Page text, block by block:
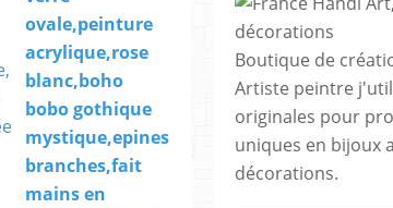
ovale,peinture
acrylique,rose
blanc,boho
bobo gothique
mystique,epines
branches,fait
mains en
Boutique de
Artiste peintre
originales pour
uniques en bijoux
décorations.